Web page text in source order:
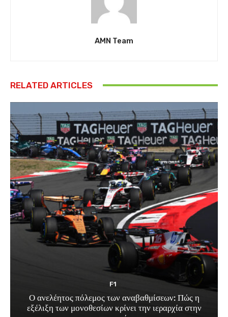
AMN Team
RELATED ARTICLES
F1
Ο ανελέητος πόλεμος των αναβαθμίσεων: Πώς η
εξέλιξη των μονοθεσίων κρίνει την ιεραρχία στην